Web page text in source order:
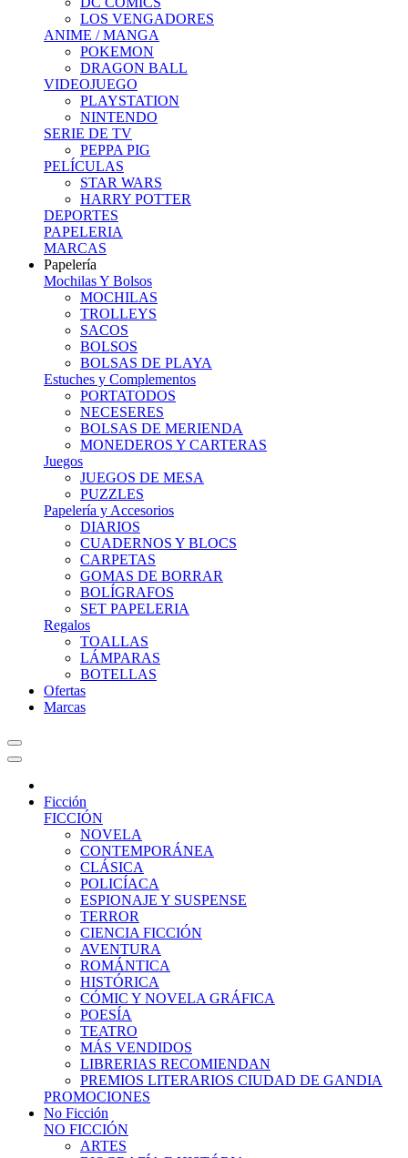
LOS VENGADORES
ANIME / MANGA
POKEMON
DRAGON BALL
VIDEOJUEGO
PLAYSTATION
NINTENDO
SERIE DE TV
PEPPA PIG
PELÍCULAS
STAR WARS
HARRY POTTER
DEPORTES
PAPELERIA
MARCAS
Papelería
Mochilas Y Bolsos
MOCHILAS
TROLLEYS
SACOS
BOLSOS
BOLSAS DE PLAYA
Estuches y Complementos
PORTATODOS
NECESERES
BOLSAS DE MERIENDA
MONEDEROS Y CARTERAS
Juegos
JUEGOS DE MESA
PUZZLES
Papelería y Accesorios
DIARIOS
CUADERNOS Y BLOCS
CARPETAS
GOMAS DE BORRAR
BOLÍGRAFOS
SET PAPELERIA
Regalos
TOALLAS
LÁMPARAS
BOTELLAS
Ofertas
Marcas
Ficción
FICCIÓN
NOVELA
CONTEMPORÁNEA
CLÁSICA
POLICÍACA
ESPIONAJE Y SUSPENSE
TERROR
CIENCIA FICCIÓN
AVENTURA
ROMÁNTICA
HISTÓRICA
CÓMIC Y NOVELA GRÁFICA
POESÍA
TEATRO
MÁS VENDIDOS
LIBRERIAS RECOMIENDAN
PREMIOS LITERARIOS CIUDAD DE GANDIA
PROMOCIONES
No Ficción
NO FICCIÓN
ARTES